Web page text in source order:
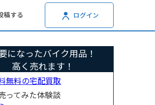
稿する ログイン
になったバイク用品！
高く売れます！
無料の宅配買取
ってみた体験談